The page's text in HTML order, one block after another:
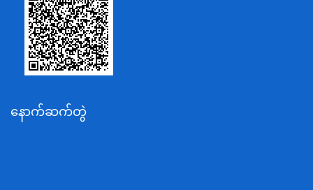
စိုက်ပျိုးရေး၊မွေးမြူရေးနှင့်ဆည်မြောင်းဝန်ကြီးဌာန
ပို့ဆောင်ရေးနှင့်ဆက်သွယ်ရေးဝန်ကြီးဌာန
သယံဇာတနှင့်ပတ်ဝန်းကျင်ထိန်းသိမ်းရေးဝန်ကြီးဌာန
အလုပ်သမား၊လူဝင်မှုကြီးကြပ်ရေးနှင့်ပြည်သူ့အင်အား
နောက်ဆက်တွဲ